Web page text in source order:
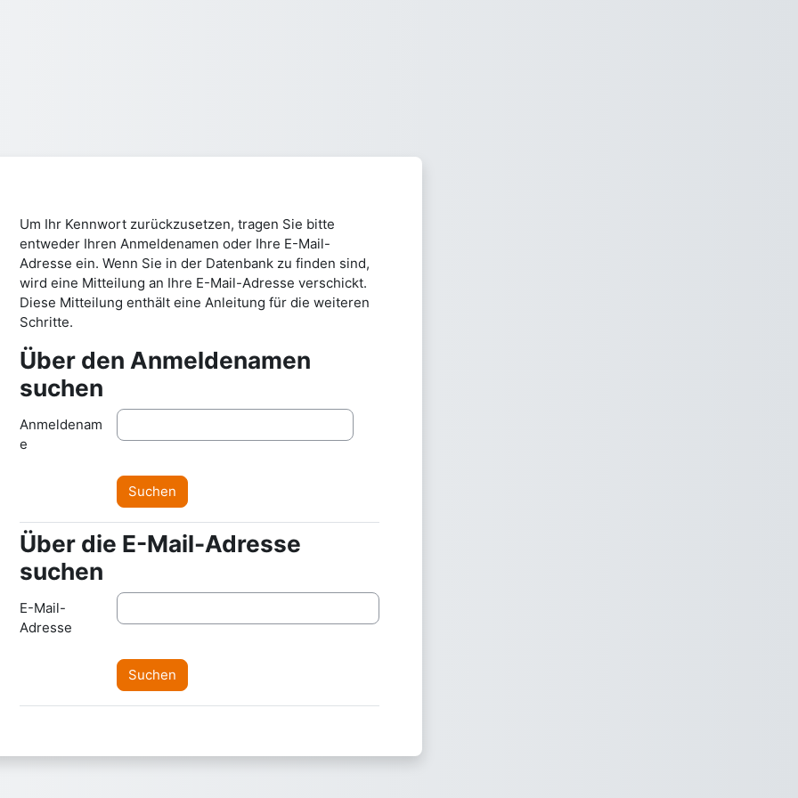
Um Ihr Kennwort zurückzusetzen, tragen Sie bitte
entweder Ihren Anmeldenamen oder Ihre E-Mail-
Adresse ein. Wenn Sie in der Datenbank zu finden sind,
wird eine Mitteilung an Ihre E-Mail-Adresse verschickt.
Diese Mitteilung enthält eine Anleitung für die weiteren
Schritte.
Über den Anmeldenamen suchen
Über den Anmeldenamen
suchen
Anmeldenam
e
Über die E-Mail-Adresse suchen
Über die E-Mail-Adresse
suchen
E-Mail-
Adresse